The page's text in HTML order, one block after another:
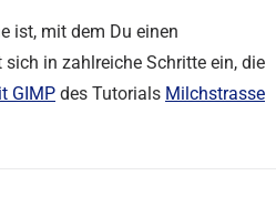
ist, mit dem Du einen
in zahlreiche Schritte ein, die
GIMP des Tutorials Milchstrasse